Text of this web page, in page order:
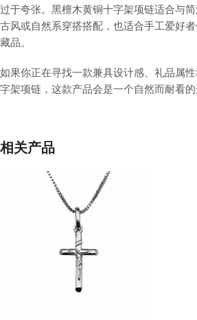
过于夸张。黑檀木黄铜十字架项链适合与
古风或自然系穿搭搭配，也适合手工爱好
藏品。
如果你正在寻找一款兼具设计感、礼品属
字架项链，这款产品会是一个自然而耐看的
相关产品